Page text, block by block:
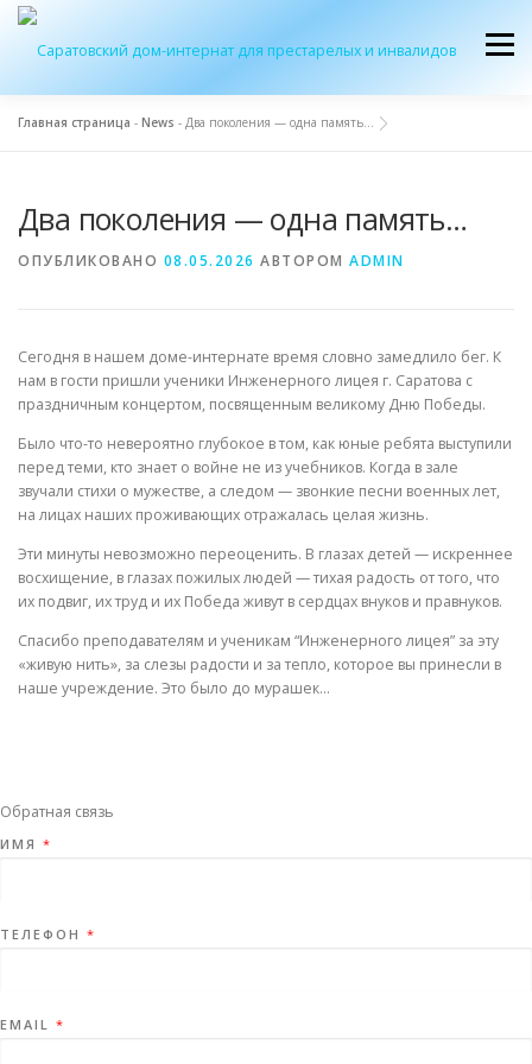
Перейти
содержимому
Меню
ЖУРНАЛ “ДОМ” КОНТАКТЫ
Главная страница - News - Два поколения — одна память…
Два поколения — одна память…
ОПУБЛИКОВАНО 08.05.2026 АВТОРОМ ADMIN
Сегодня в нашем доме-интернате время словно замедлило бег. К
нам в гости пришли ученики Инженерного лицея г. Саратова с
праздничным концертом, посвященным великому Дню Победы.
Было что-то невероятно глубокое в том, как юные ребята выступили
перед теми, кто знает о войне не из учебников. Когда в зале
звучали стихи о мужестве, а следом — звонкие песни военных лет,
на лицах наших проживающих отражалась целая жизнь.
Эти минуты невозможно переоценить. В глазах детей — искреннее
восхищение, в глазах пожилых людей — тихая радость от того, что
их подвиг, их труд и их Победа живут в сердцах внуков и правнуков.
Спасибо преподавателям и ученикам “Инженерного лицея” за эту
«живую нить», за слезы радости и за тепло, которое вы принесли в
наше учреждение. Это было до мурашек…
Обратная связь
ИМЯ *
ТЕЛЕФОН *
EMAIL *